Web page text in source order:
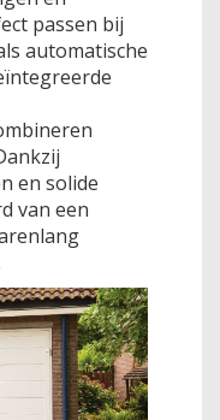
passen bij
automatische
en solide
van een